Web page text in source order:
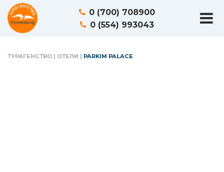
0 (700) 708900
0 (554) 993043
ТУРАГЕНСТВО | ОТЕЛИ | PARKIM PALACE